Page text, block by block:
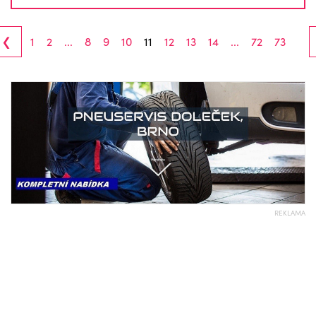
‹ 1 2 ... 8 9 10 11 12 13 14 ... 72 73
REKLAMA